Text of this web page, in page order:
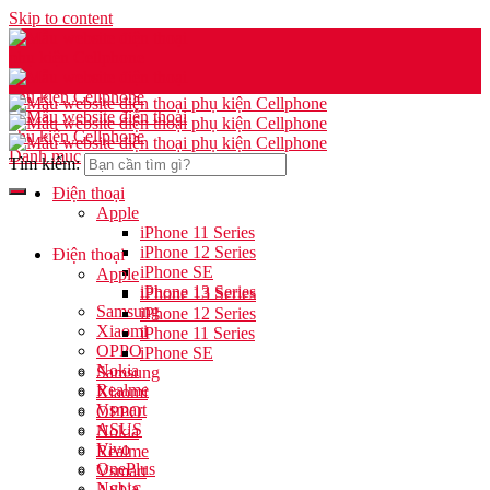
Skip to content
Danh mục
Điện thoại
Apple
iPhone 11 Series
iPhone 12 Series
iPhone SE
iPhone 13 Series
Samsung
Xiaomi
OPPO
Nokia
Realme
Vsmart
ASUS
Vivo
OnePlus
Tìm kiếm:
Điện thoại
Apple
iPhone 13 Series
iPhone 12 Series
iPhone 11 Series
iPhone SE
Samsung
Xiaomi
OPPO
Nokia
Realme
Vsmart